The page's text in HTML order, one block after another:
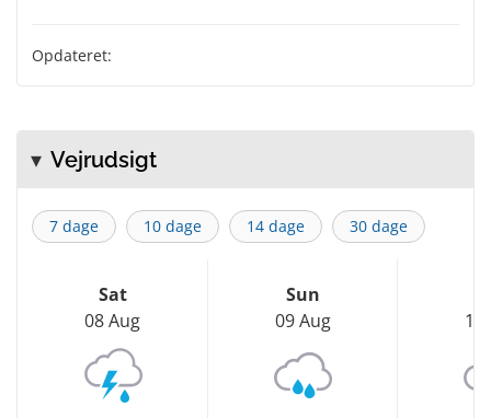
Opdateret:
Vejrudsigt
7 dage 10 dage 14 dage 30 dage
Sat
08 Aug
Sun
09 Aug
10